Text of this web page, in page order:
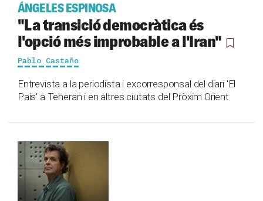
ÁNGELES ESPINOSA
"La transició democràtica és
l'opció més improbable a l'Iran"
Pablo Castaño
Entrevista a la periodista i excorresponsal del diari 'El
País' a Teheran i en altres ciutats del Pròxim Orient